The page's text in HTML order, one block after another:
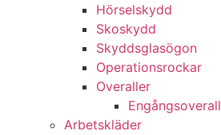
Hörselskydd
Skoskydd
Skyddsglasögon
Operationsrockar
Overaller
Engångsoverall
Arbetskläder